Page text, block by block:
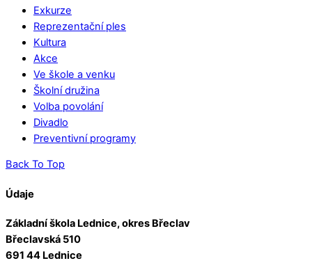
Exkurze
Reprezentační ples
Kultura
Akce
Ve škole a venku
Školní družina
Volba povolání
Divadlo
Preventivní programy
Back To Top
Údaje
Základní škola Lednice, okres Břeclav
Břeclavská 510
691 44 Lednice